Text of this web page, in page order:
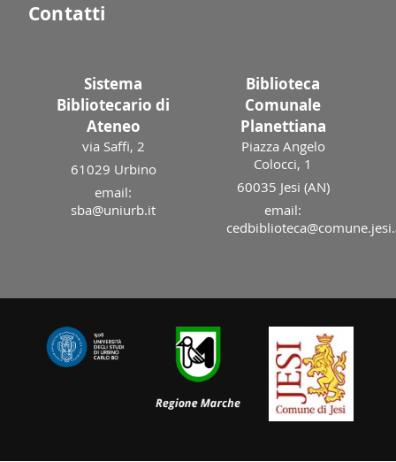
Contatti
Sistema
Bibliotecario di
Ateneo
via Saffi, 2
61029 Urbino
email:
sba@uniurb.it
Biblioteca
Comunale
Planettiana
Piazza Angelo
Colocci, 1
60035 Jesi (AN)
email: